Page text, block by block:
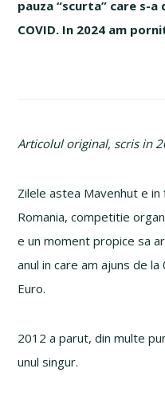
pauza “scurta” care s-
COVID. In 2024 am
Articolul original, scris in
Zilele astea Mavenhut e in
Romania, competitie
e un moment propice sa
anul in care am ajuns de
Euro.
2012 a parut, din multe
unul singur.